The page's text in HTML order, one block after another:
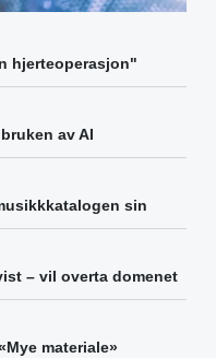
hjerteoperasjon"
av AI
sin
– vil overta domenet
materiale»